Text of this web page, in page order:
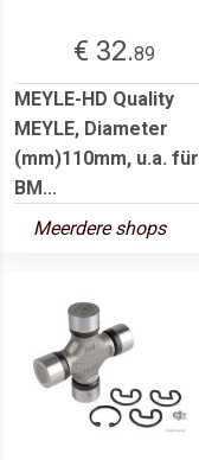
€ 32.89
MEYLE-HD Quality
MEYLE, Diameter
(mm)110mm, u.a. für
BM...
Meerdere shops